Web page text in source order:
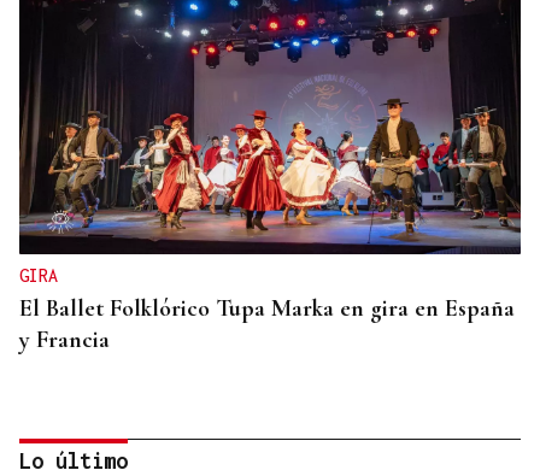
GIRA
El Ballet Folklórico Tupa Marka en gira en España
y Francia
Lo último